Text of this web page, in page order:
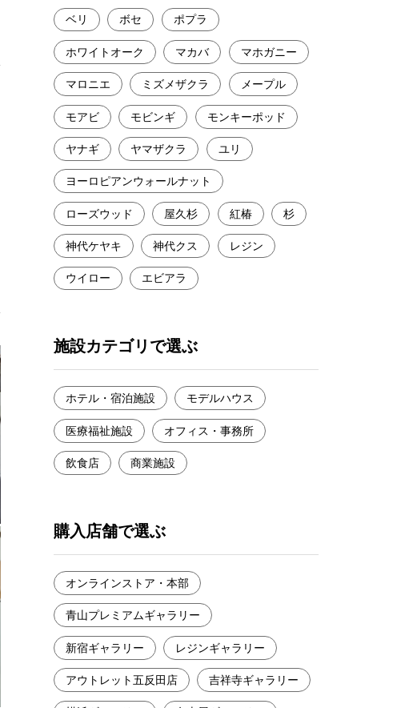
ベリ ボセ ポプラ
ホワイトオーク マカバ マホガニー
マロニエ ミズメザクラ メープル
モアビ モビンギ モンキーポッド
ヤナギ ヤマザクラ ユリ
ヨーロピアンウォールナット
ローズウッド 屋久杉 紅椿 杉
神代ケヤキ 神代クス レジン
ウイロー エビアラ
施設カテゴリで選ぶ
ホテル・宿泊施設 モデルハウス
医療福祉施設 オフィス・事務所
飲食店 商業施設
購入店舗で選ぶ
オンラインストア・本部
青山プレミアムギャラリー
新宿ギャラリー レジンギャラリー
アウトレット五反田店 吉祥寺ギャラリー